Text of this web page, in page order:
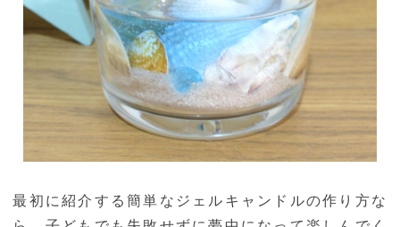
最初に紹介する簡単なジェルキャンドルの作り方な